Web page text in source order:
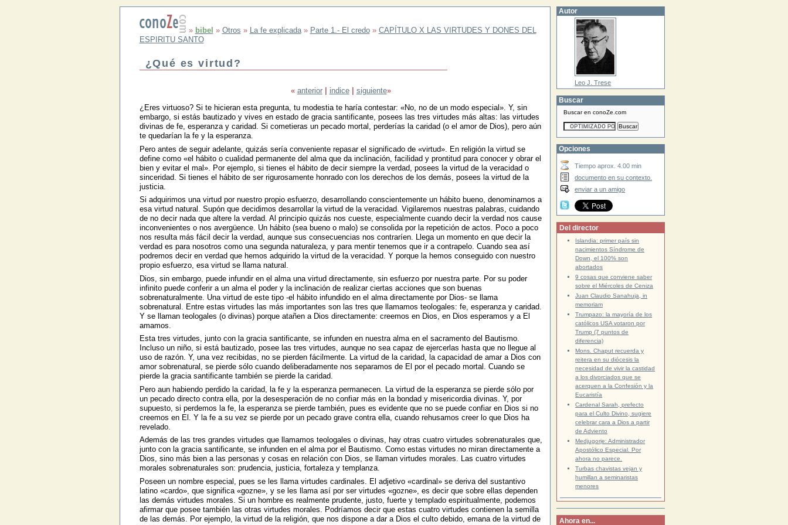
» bibel » Otros » La fe explicada» Parte 1.- El credo» CAPÍTULO X LAS VIRTUDES Y DONES DEL
ESPIRITU SANTO
¿Qué es virtud?
« anterior indice siguiente»
¿Eres virtuoso? Si te hicieran esta pregunta, tu modestia te haría contestar: «No, no de un modo especial». Y, sin
embargo, si estás bautizado y vives en estado de gracia santificante, posees las tres virtudes más altas: las virtudes
divinas de fe, esperanza y caridad. Si cometieras un pecado mortal, perderías la caridad (o el amor de Dios), pero aún
te quedarían la fe y la esperanza.
Pero antes de seguir adelante, quizás sería conveniente repasar el significado de «virtud». En religión la virtud se
define como «el hábito o cualidad permanente del alma que da inclinación, facilidad y prontitud para conocer y obrar el
bien y evitar el mal». Por ejemplo, si tienes el hábito de decir siempre la verdad, posees la virtud de la veracidad o
sinceridad. Si tienes el hábito de ser rigurosamente honrado con los derechos de los demás, posees la virtud de la
justicia.
Si adquirimos una virtud por nuestro propio esfuerzo, desarrollando conscientemente un hábito bueno, denominamos a
esa virtud natural. Supón que decidimos desarrollar la virtud de la veracidad. Vigilaremos nuestras palabras, cuidando
de no decir nada que altere la verdad. Al principio quizás nos cueste, especialmente cuando decir la verdad nos cause
inconvenientes o nos avergüence. Un hábito (sea bueno o malo) se consolida por la repetición de actos. Poco a poco
nos resulta más fácil decir la verdad, aunque sus consecuencias nos contraríen. Llega un momento en que decir la
verdad es para nosotros como una segunda naturaleza, y para mentir tenemos que ir a contrapelo. Cuando sea así
podremos decir en verdad que hemos adquirido la virtud de la veracidad. Y porque la hemos conseguido con nuestro
propio esfuerzo, esa virtud se llama natural.
Dios, sin embargo, puede infundir en el alma una virtud directamente, sin esfuerzo por nuestra parte. Por su poder
infinito puede conferir a un alma el poder y la inclinación de realizar ciertas acciones que son buenas
sobrenaturalmente. Una virtud de este tipo -el hábito infundido en el alma directamente por Dios- se llama
sobrenatural. Entre estas virtudes las más importantes son las tres que llamamos teologales: fe, esperanza y caridad.
Y se llaman teologales (o divinas) porque atañen a Dios directamente: creemos en Dios, en Dios esperamos y a El
amamos.
Esta tres virtudes, junto con la gracia santificante, se infunden en nuestra alma en el sacramento del Bautismo.
Incluso un niño, si está bautizado, posee las tres virtudes, aunque no sea capaz de ejercerlas hasta que no llegue al
uso de razón. Y, una vez recibidas, no se pierden fácilmente. La virtud de la caridad, la capacidad de amar a Dios con
amor sobrenatural, se pierde sólo cuando deliberadamente nos separamos de El por el pecado mortal. Cuando se
pierde la gracia santificante también se pierde la caridad.
Pero aun habiendo perdido la caridad, la fe y la esperanza permanecen. La virtud de la esperanza se pierde sólo por
un pecado directo contra ella, por la desesperación de no confiar más en la bondad y misericordia divinas. Y, por
supuesto, si perdemos la fe, la esperanza se pierde también, pues es evidente que no se puede confiar en Dios si no
creemos en El. Y la fe a su vez se pierde por un pecado grave contra ella, cuando rehusamos creer lo que Dios ha
revelado.
Además de las tres grandes virtudes que llamamos teologales o divinas, hay otras cuatro virtudes sobrenaturales que,
junto con la gracia santificante, se infunden en el alma por el Bautismo. Como estas virtudes no miran directamente a
Dios, sino más bien a las personas y cosas en relación con Dios, se llaman virtudes morales. Las cuatro virtudes
morales sobrenaturales son: prudencia, justicia, fortaleza y templanza.
Poseen un nombre especial, pues se les llama virtudes cardinales. El adjetivo «cardinal» se deriva del sustantivo
latino «cardo», que significa «gozne», y se les llama así por ser virtudes «gozne», es decir que sobre ellas dependen
las demás virtudes morales. Si un hombre es realmente prudente, justo, fuerte y templado espiritualmente, podemos
afirmar que posee también las otras virtudes morales. Podríamos decir que estas cuatro virtudes contienen la semilla
de las demás. Por ejemplo, la virtud de la religión, que nos dispone a dar a Dios el culto debido, emana de la virtud de
Autor
Leo J. Trese
Buscar
Buscar en conoZe.com
Opciones
Tiempo aprox. 4.00 min
documento en su contexto.
enviar a un amigo
Del director
Islandia: primer país sin
nacimientos Síndrome de
Down, el 100% son
abortados
9 cosas que conviene saber
sobre el Miércoles de Ceniza
Juan Claudio Sanahuja, in
memoriam
Trumpazo: la mayoría de los
católicos USA votaron por
Trump (7 puntos de
diferencia)
Mons. Chaput recuerda y
reitera en su diócesis la
necesidad de vivir la castidad
a los divorciados que se
acerquen a la Confesión y la
Eucaristía
Cardenal Sarah, prefecto
para el Culto Divino, sugiere
celebrar cara a Dios a partir
de Adviento
Medjugorje: Administrador
Apostólico Especial. Por
ahora no parece.
Turbas chavistas vejan y
humillan a seminaristas
menores
Ahora en...